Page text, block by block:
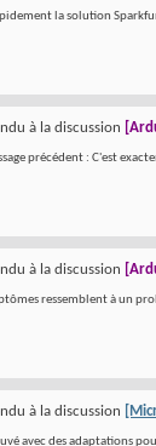
la solution
à la discussion
précédent : C'est
à la discussion
ressemblent à un
à la discussion
avec des adaptations